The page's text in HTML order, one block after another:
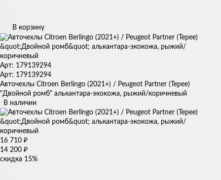
В корзину
Арт: 179139294
Арт: 179139294
Авточехлы Citroen Berlingo (2021+) / Peugeot Partner (Tepee)
"Двойной ромб" алькантара-экокожа, рыжий/коричневый
В наличии
16 710 ₽
14 200 ₽
скидка 15%